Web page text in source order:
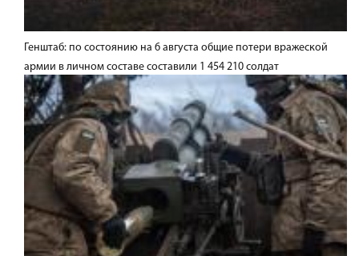
Генштаб: по состоянию на 6 августа общие потери вражеской
армии в личном составе составили 1 454 210 солдат